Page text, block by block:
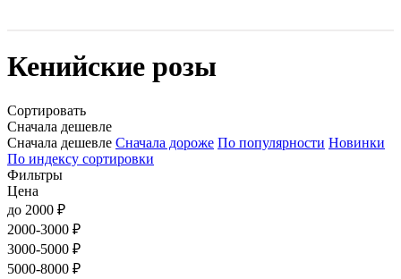
Кенийские розы
Сортировать
Сначала дешевле
Сначала дешевле Сначала дороже По популярности Новинки
По индексу сортировки
Фильтры
Цена
до 2000 ₽
2000-3000 ₽
3000-5000 ₽
5000-8000 ₽